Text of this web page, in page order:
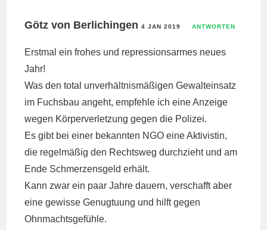
Götz von Berlichingen4 JAN 2019 ANTWORTEN
Erstmal ein frohes und repressionsarmes neues
Jahr!
Was den total unverhältnismäßigen Gewalteinsatz
im Fuchsbau angeht, empfehle ich eine Anzeige
wegen Körperverletzung gegen die Polizei.
Es gibt bei einer bekannten NGO eine Aktivistin,
die regelmäßig den Rechtsweg durchzieht und am
Ende Schmerzensgeld erhält.
Kann zwar ein paar Jahre dauern, verschafft aber
eine gewisse Genugtuung und hilft gegen
Ohnmachtsgefühle.